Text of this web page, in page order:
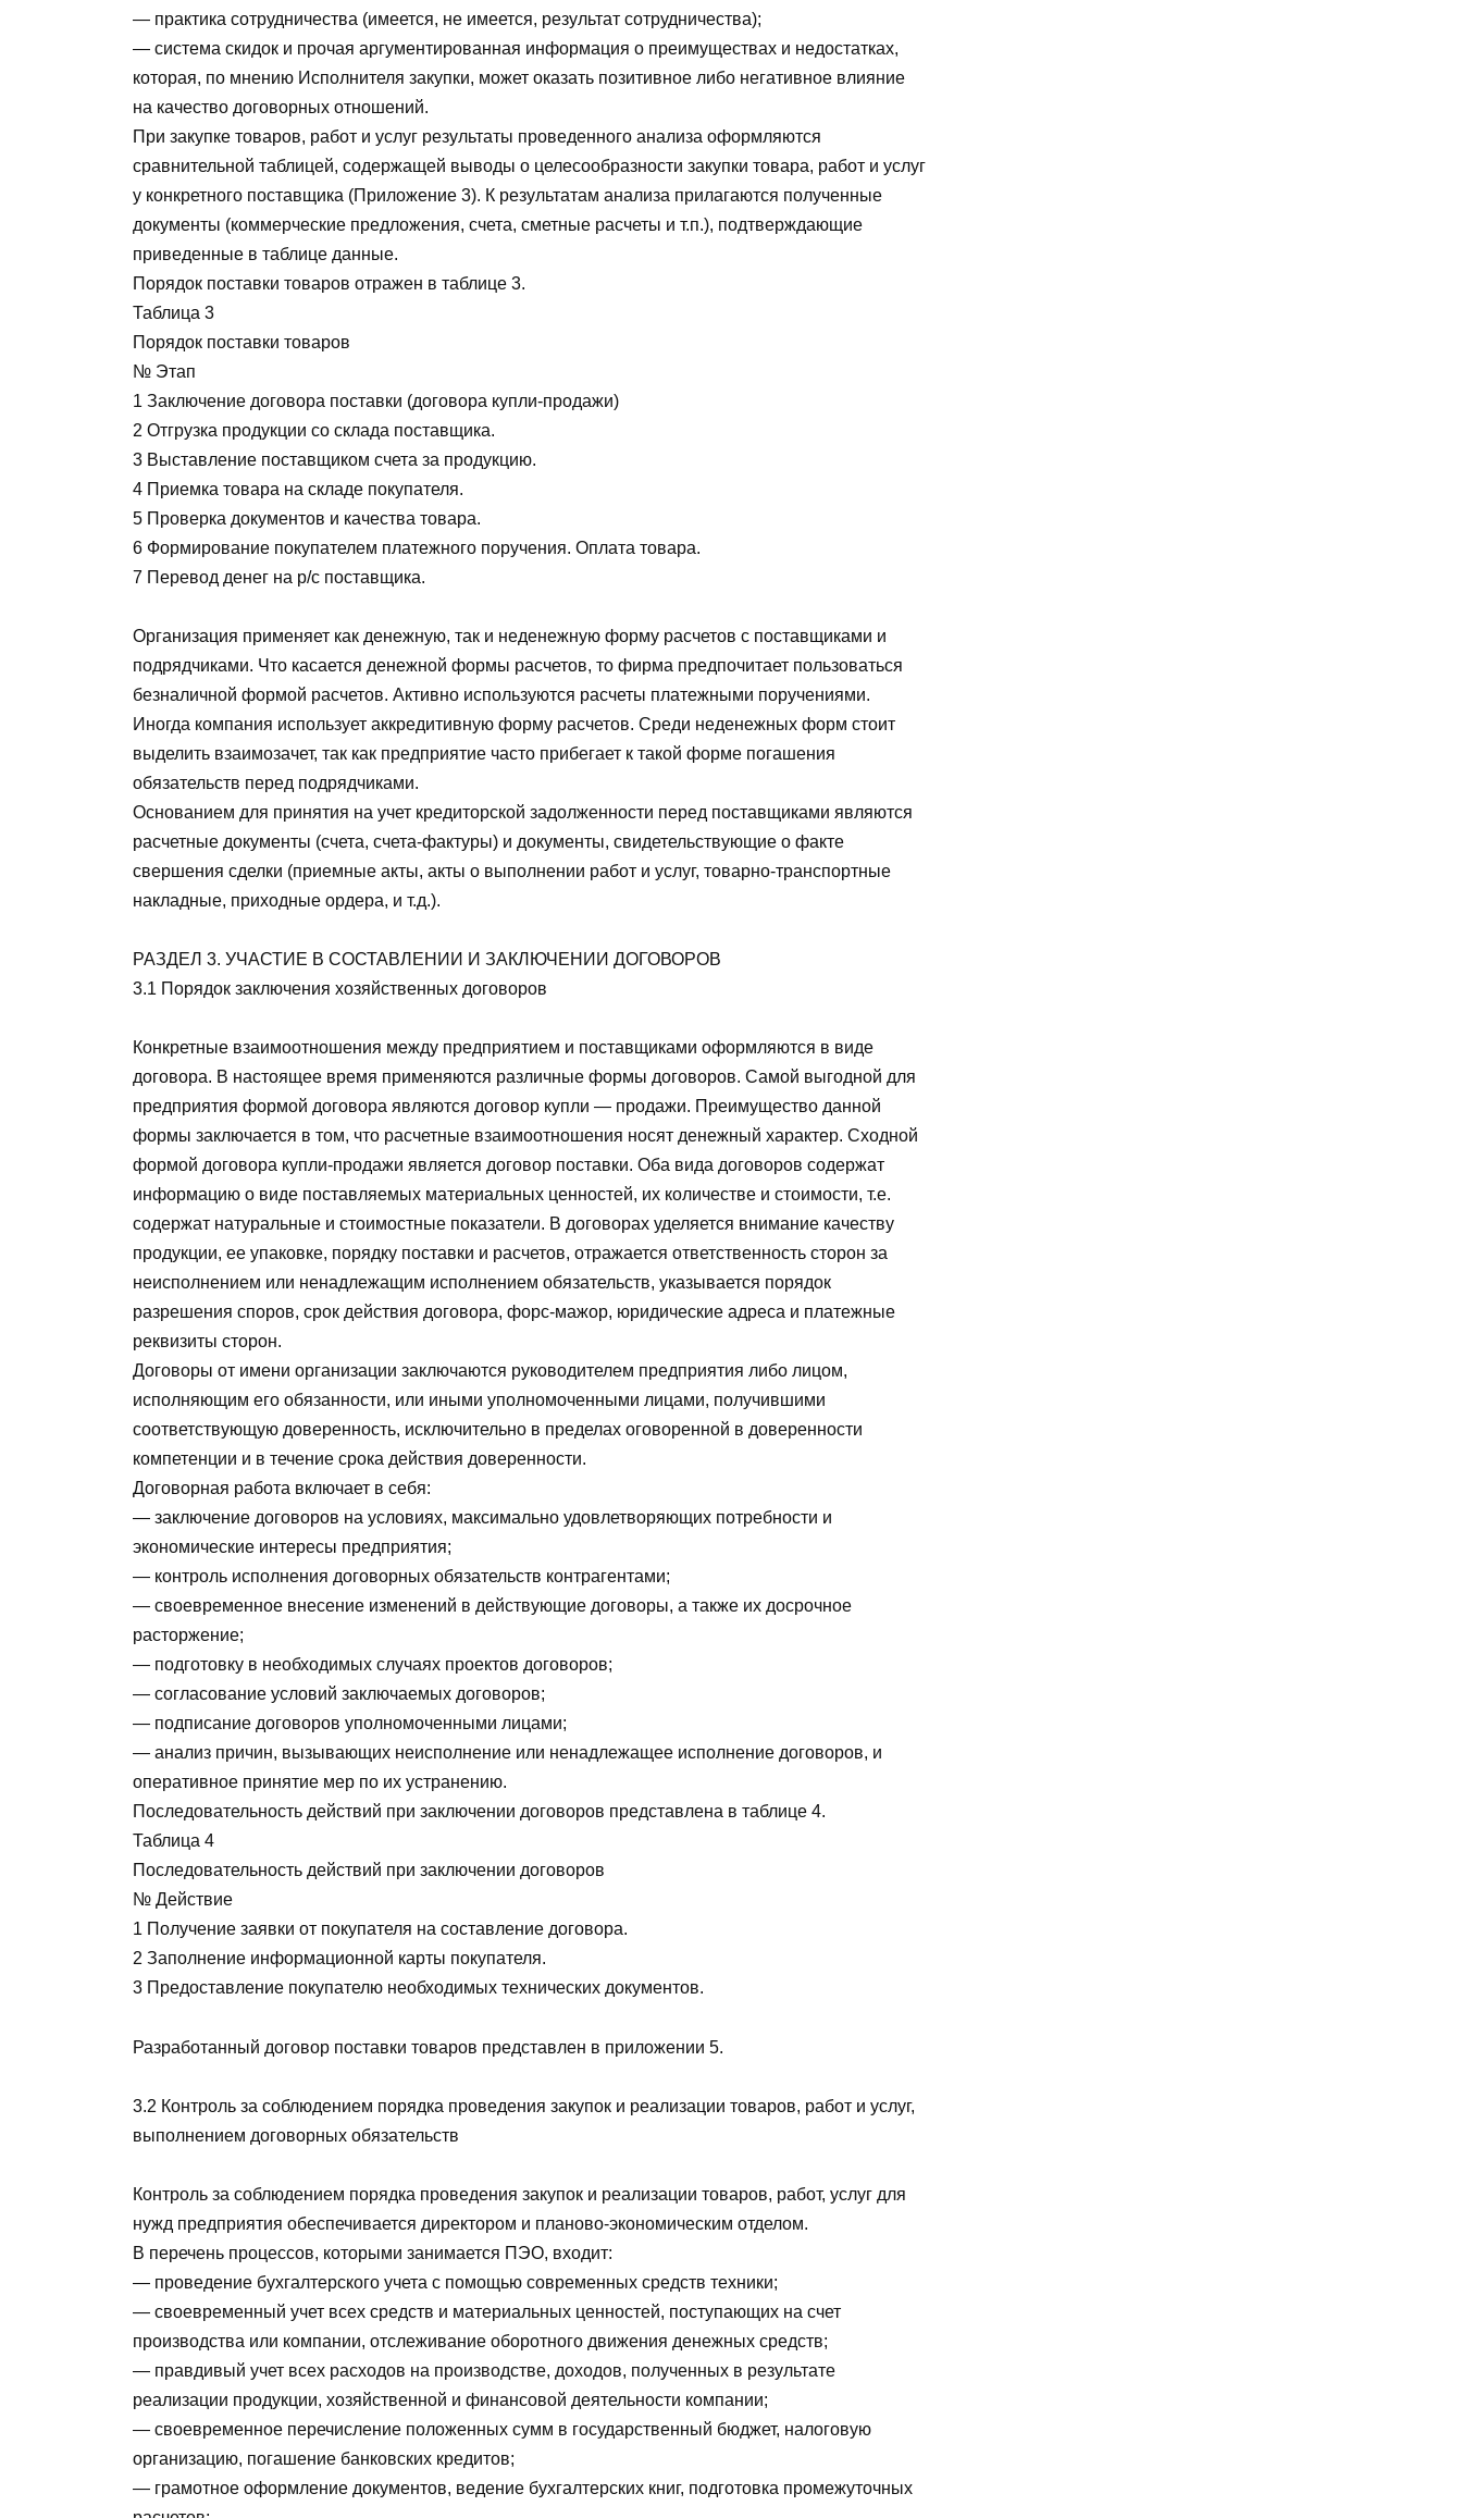
— практика сотрудничества (имеется, не имеется, результат сотрудничества);
— система скидок и прочая аргументированная информация о преимуществах и недостатках,
которая, по мнению Исполнителя закупки, может оказать позитивное либо негативное влияние
на качество договорных отношений.
При закупке товаров, работ и услуг результаты проведенного анализа оформляются
сравнительной таблицей, содержащей выводы о целесообразности закупки товара, работ и услуг
у конкретного поставщика (Приложение 3). К результатам анализа прилагаются полученные
документы (коммерческие предложения, счета, сметные расчеты и т.п.), подтверждающие
приведенные в таблице данные.
Порядок поставки товаров отражен в таблице 3.
Таблица 3
Порядок поставки товаров
№ Этап
1 Заключение договора поставки (договора купли-продажи)
2 Отгрузка продукции со склада поставщика.
3 Выставление поставщиком счета за продукцию.
4 Приемка товара на складе покупателя.
5 Проверка документов и качества товара.
6 Формирование покупателем платежного поручения. Оплата товара.
7 Перевод денег на р/с поставщика.
Организация применяет как денежную, так и неденежную форму расчетов с поставщиками и
подрядчиками. Что касается денежной формы расчетов, то фирма предпочитает пользоваться
безналичной формой расчетов. Активно используются расчеты платежными поручениями.
Иногда компания использует аккредитивную форму расчетов. Среди неденежных форм стоит
выделить взаимозачет, так как предприятие часто прибегает к такой форме погашения
обязательств перед подрядчиками.
Основанием для принятия на учет кредиторской задолженности перед поставщиками являются
расчетные документы (счета, счета-фактуры) и документы, свидетельствующие о факте
свершения сделки (приемные акты, акты о выполнении работ и услуг, товарно-транспортные
накладные, приходные ордера, и т.д.).
РАЗДЕЛ 3. УЧАСТИЕ В СОСТАВЛЕНИИ И ЗАКЛЮЧЕНИИ ДОГОВОРОВ
3.1 Порядок заключения хозяйственных договоров
Конкретные взаимоотношения между предприятием и поставщиками оформляются в виде
договора. В настоящее время применяются различные формы договоров. Самой выгодной для
предприятия формой договора являются договор купли — продажи. Преимущество данной
формы заключается в том, что расчетные взаимоотношения носят денежный характер. Сходной
формой договора купли-продажи является договор поставки. Оба вида договоров содержат
информацию о виде поставляемых материальных ценностей, их количестве и стоимости, т.е.
содержат натуральные и стоимостные показатели. В договорах уделяется внимание качеству
продукции, ее упаковке, порядку поставки и расчетов, отражается ответственность сторон за
неисполнением или ненадлежащим исполнением обязательств, указывается порядок
разрешения споров, срок действия договора, форс-мажор, юридические адреса и платежные
реквизиты сторон.
Договоры от имени организации заключаются руководителем предприятия либо лицом,
исполняющим его обязанности, или иными уполномоченными лицами, получившими
соответствующую доверенность, исключительно в пределах оговоренной в доверенности
компетенции и в течение срока действия доверенности.
Договорная работа включает в себя:
— заключение договоров на условиях, максимально удовлетворяющих потребности и
экономические интересы предприятия;
— контроль исполнения договорных обязательств контрагентами;
— своевременное внесение изменений в действующие договоры, а также их досрочное
расторжение;
— подготовку в необходимых случаях проектов договоров;
— согласование условий заключаемых договоров;
— подписание договоров уполномоченными лицами;
— анализ причин, вызывающих неисполнение или ненадлежащее исполнение договоров, и
оперативное принятие мер по их устранению.
Последовательность действий при заключении договоров представлена в таблице 4.
Таблица 4
Последовательность действий при заключении договоров
№ Действие
1 Получение заявки от покупателя на составление договора.
2 Заполнение информационной карты покупателя.
3 Предоставление покупателю необходимых технических документов.
Разработанный договор поставки товаров представлен в приложении 5.
3.2 Контроль за соблюдением порядка проведения закупок и реализации товаров, работ и услуг,
выполнением договорных обязательств
Контроль за соблюдением порядка проведения закупок и реализации товаров, работ, услуг для
нужд предприятия обеспечивается директором и планово-экономическим отделом.
В перечень процессов, которыми занимается ПЭО, входит:
— проведение бухгалтерского учета с помощью современных средств техники;
— своевременный учет всех средств и материальных ценностей, поступающих на счет
производства или компании, отслеживание оборотного движения денежных средств;
— правдивый учет всех расходов на производстве, доходов, полученных в результате
реализации продукции, хозяйственной и финансовой деятельности компании;
— своевременное перечисление положенных сумм в государственный бюджет, налоговую
организацию, погашение банковских кредитов;
— грамотное оформление документов, ведение бухгалтерских книг, подготовка промежуточных